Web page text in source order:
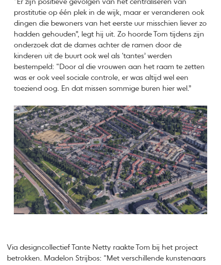
“Er zijn positieve gevolgen van het centraliseren van
prostitutie op één plek in de wijk, maar er veranderen ook
dingen die bewoners van het eerste uur misschien liever zo
hadden gehouden”, legt hij uit. Zo hoorde Tom tijdens zijn
onderzoek dat de dames achter de ramen door de
kinderen uit de buurt ook wel als ‘tantes’ werden
bestempeld: “Door al die vrouwen aan het raam te zetten
was er ook veel sociale controle, er was altijd wel een
toeziend oog. En dat missen sommige buren hier wel.”
Via designcollectief Tante Netty raakte Tom bij het project
betrokken. Madelon Strijbos: “Met verschillende kunstenaars